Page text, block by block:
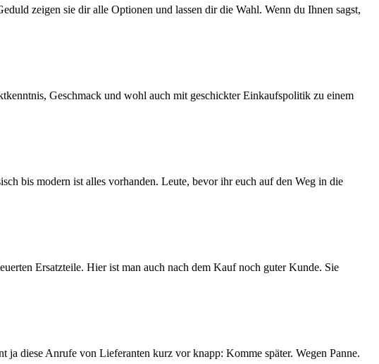
zeigen sie dir alle Optionen und lassen dir die Wahl. Wenn du Ihnen sagst,
Geschmack und wohl auch mit geschickter Einkaufspolitik zu einem
bis modern ist alles vorhanden. Leute, bevor ihr euch auf den Weg in die
Ersatzteile. Hier ist man auch nach dem Kauf noch guter Kunde. Sie
diese Anrufe von Lieferanten kurz vor knapp: Komme später. Wegen Panne.